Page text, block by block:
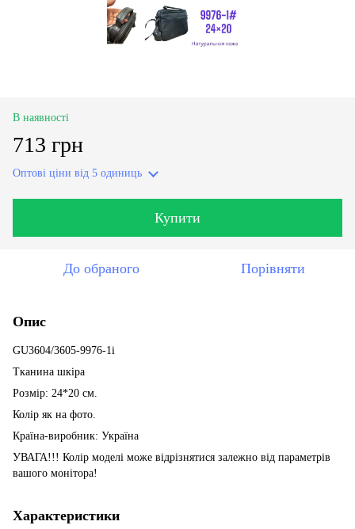
В наявності
713 грн
Оптові ціни від 5 одиниць
Купити
До обраного Порівняти
Опис
GU3604/3605-9976-1i
Тканина шкіра
Розмір: 24*20 см.
Колір як на фото.
Країна-виробник: Україна
УВАГА!!! Колір моделі може відрізнятися залежно від параметрів
вашого монітора!
Характеристики